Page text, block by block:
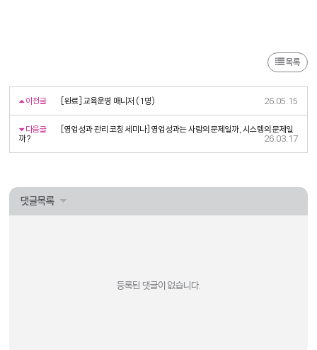
목록
이전글 [완료] 교육운영 매니저 (1명) 26.05.15
다음글
[영업성과 관리 코칭 세미나] 영업성과는 사람의 문제일까, 시스템의 문제일
까?
26.03.17
댓글목록
등록된 댓글이 없습니다.